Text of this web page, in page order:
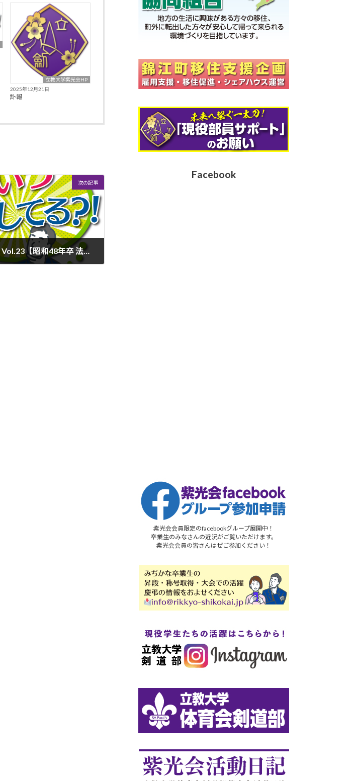
立教大学紫光会HP
2025年12月21日
訃報
次の記事
あいつ何してる？Vol.23【昭和48年卒 法月正行先輩】打木先生や懐かしい先輩方の若かりし頃の写真が！
Facebook
紫光会会員限定のfacebookグループ展開中！
卒業生のみなさんの近況がご覧いただけます。
紫光会会員の皆さんはぜご参加ください！